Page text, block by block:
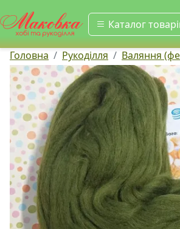
Каталог
шукати
Головна Рукоділля Валяння